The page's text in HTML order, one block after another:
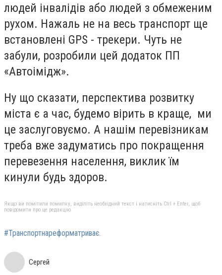
людей інвалідів або людей з обмеженим
рухом. Нажаль не на весь транспорт ще
встановлені GPS - трекери. Чуть не
забули, розробили цей додаток ПП
«Автоімідж».
Ну що сказати, перспектива розвитку
міста є а час, будемо вірить в краще, ми
це заслуговуємо. А нашім перевізникам
треба вже задуматись про покращення
перевезення населення, виклик їм
кинули будь здоров.
Якщо ви помітили помилку, виділіть необхідний текст і натисніть Ctrl + Enter, щоб
повідомити про це редакцію
#Транспортнареформатриває.
Сергей